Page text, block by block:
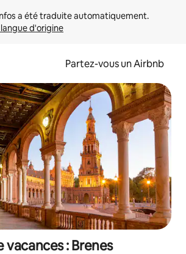
d'origine
Partez-vous un Airbnb
vacances : Brenes